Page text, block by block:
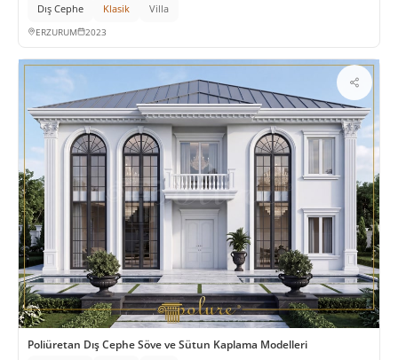
Dış Cephe Klasik Villa
ERZURUM 2023
Poliüretan Dış Cephe Söve ve Sütun Kaplama Modelleri